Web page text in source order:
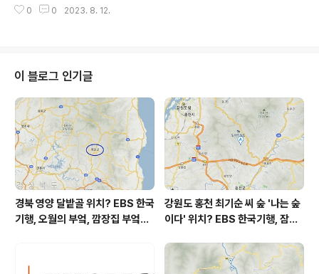
㎍/m³ 황사는 보통 = 14 ㎍/m³ 자..
전), 24도(오후) 어제보다 1도 높은 최저기온, 어제와 같은
습니다 * 눈비 올 확률은 위 이미지에서 시간별 기상 상태
참조 대기상황 공기질은 어제 초미세먼지 좋음 = 10 ㎍/
m³ 미세먼지는 좋음 = 25 ㎍/m³ 황사는 보통 = 20 ㎍/
m³ 자외선 (오후) = 보통 오늘 초미세먼지 좋음 = 7 ㎍/
m³ 미세먼지는 좋음 = 15 ㎍/m³ 황사는 보통 =..
0 0 2023. 8. 12.
이 블로그 인기글
경북 영양 달밭골 위치? EBS 한국
기행, 오월의 부엌, 깜장집 부엌은
한 곳, 영양읍 상원리. KBS 인간극
강원도 홍천 최기순 씨 숲 '나는 숲
이다' 위치? EBS 한국기행, 잠시
군 최기순 씨 캠핑장 펜션 어디? /
강원도 홍천군 가볼 만한 곳, (구)